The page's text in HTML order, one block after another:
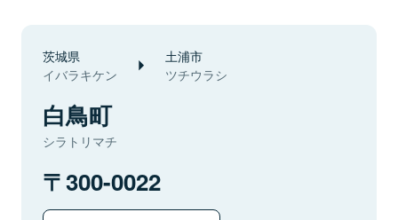
茨城県
イバラキケン
土浦市
ツチウラシ
白鳥町
シラトリマチ
300-0022